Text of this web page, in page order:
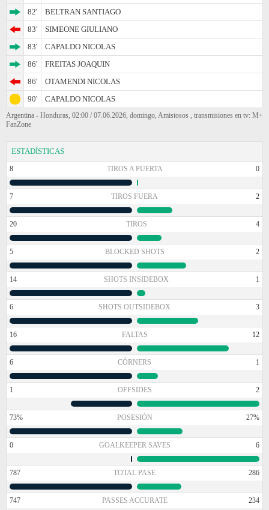
82'
BELTRAN SANTIAGO
83'
SIMEONE GIULIANO
83'
CAPALDO NICOLAS
86'
FREITAS JOAQUIN
86'
OTAMENDI NICOLAS
90'
CAPALDO NICOLAS
Argentina - Honduras, 02:00 / 07.06.2026, domingo, Amistosos , transmisiones en tv: M+
FanZone
ESTADÍSTICAS
8 TIROS A PUERTA 0
7 TIROS FUERA 2
20 TIROS 4
5 BLOCKED SHOTS 2
14 SHOTS INSIDEBOX 1
6 SHOTS OUTSIDEBOX 3
16 FALTAS 12
6 CÓRNERS 1
1 OFFSIDES 2
73% POSESIÓN 27%
0 GOALKEEPER SAVES 6
787 TOTAL PASE 286
747 PASSES ACCURATE 234